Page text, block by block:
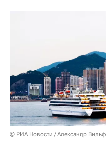
© РИА Новости / Александр Вильф